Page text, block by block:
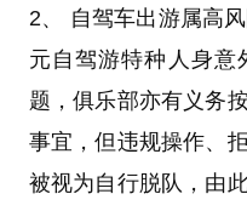
2、 自驾车出游属高
元自驾游特种人身意
题，俱乐部亦有义务
事宜，但违规操作、
被视为自行脱队，由